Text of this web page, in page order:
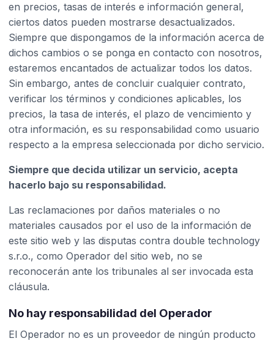
en precios, tasas de interés e información general,
ciertos datos pueden mostrarse desactualizados.
Siempre que dispongamos de la información acerca de
dichos cambios o se ponga en contacto con nosotros,
estaremos encantados de actualizar todos los datos.
Sin embargo, antes de concluir cualquier contrato,
verificar los términos y condiciones aplicables, los
precios, la tasa de interés, el plazo de vencimiento y
otra información, es su responsabilidad como usuario
respecto a la empresa seleccionada por dicho servicio.
Siempre que decida utilizar un servicio, acepta
hacerlo bajo su responsabilidad.
Las reclamaciones por daños materiales o no
materiales causados por el uso de la información de
este sitio web y las disputas contra double technology
s.r.o., como Operador del sitio web, no se
reconocerán ante los tribunales al ser invocada esta
cláusula.
No hay responsabilidad del Operador
El Operador no es un proveedor de ningún producto